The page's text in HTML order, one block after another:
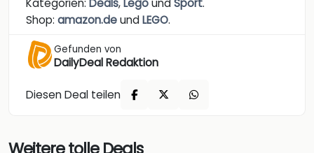
Kategorien: Deals,LegoundSport.
Shop: amazon.deundLEGO.
Gefunden von
DailyDeal Redaktion
Diesen Deal teilen